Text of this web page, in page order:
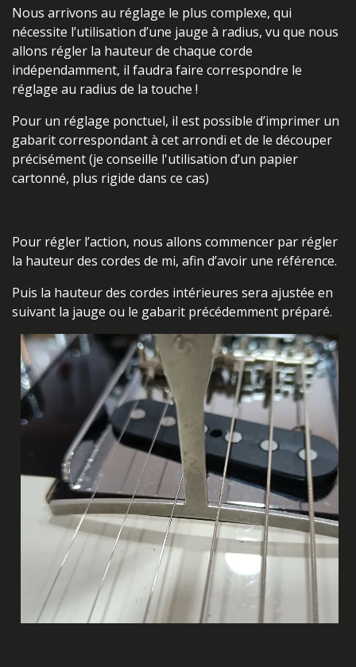
Nous arrivons au réglage le plus complexe, qui
nécessite l’utilisation d’une jauge à radius, vu que nous
allons régler la hauteur de chaque corde
indépendamment, il faudra faire correspondre le
réglage au radius de la touche !
Pour un réglage ponctuel, il est possible d’imprimer un
gabarit correspondant à cet arrondi et de le découper
précisément (je conseille l'utilisation d’un papier
cartonné, plus rigide dans ce cas)
Pour régler l’action, nous allons commencer par régler
la hauteur des cordes de mi, afin d’avoir une référence.
Puis la hauteur des cordes intérieures sera ajustée en
suivant la jauge ou le gabarit précédemment préparé.